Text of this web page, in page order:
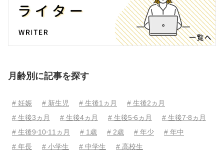
月齢別に記事を探す
# 妊娠 # 新生児 # 生後1ヵ月
# 生後2ヵ月
# 生後3ヵ月
# 生後4ヵ月 # 生後5⋅6ヵ月
# 生後7⋅8ヵ月
# 生後9⋅10⋅11ヵ月
# 1歳 # 2歳 # 年少
# 年中
# 年長
# 小学生 # 中学生 # 高校生